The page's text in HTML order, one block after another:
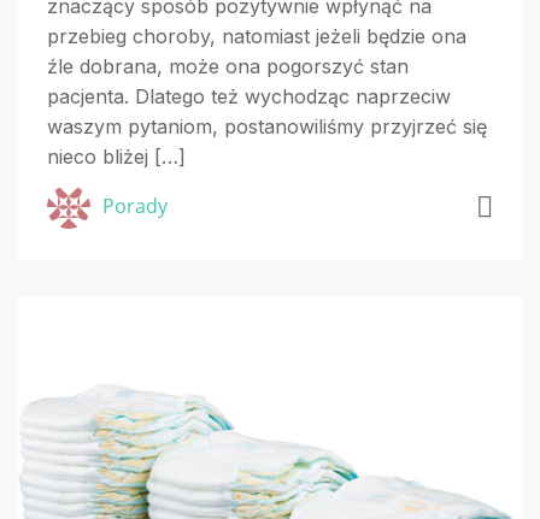
znaczący sposób pozytywnie wpłynąć na
przebieg choroby, natomiast jeżeli będzie ona
źle dobrana, może ona pogorszyć stan
pacjenta. Dlatego też wychodząc naprzeciw
waszym pytaniom, postanowiliśmy przyjrzeć się
nieco bliżej […]
Porady